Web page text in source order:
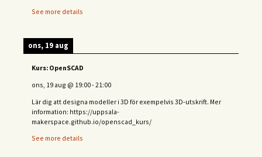
See more details
ons, 19 aug
Kurs: OpenSCAD
ons, 19 aug @ 19:00-21:00
Lär dig att designa modeller i 3D för exempelvis 3D-utskrift. Mer
information: https://uppsala-
makerspace.github.io/openscad_kurs/
See more details